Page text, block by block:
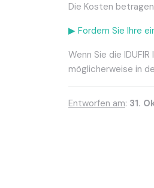
Die Kosten
▶︎ Fordern Sie Ihre
Wenn Sie die
möglicherweise in
Entworfen am: 31.